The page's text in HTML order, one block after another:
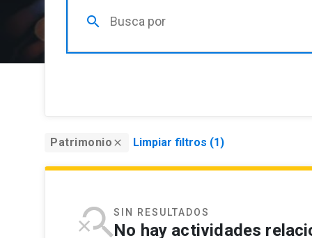
search
Filtrar por audiencia
Patrimonio close Limpiar filtros (1)
SIN RESULTADOS
No hay actividades